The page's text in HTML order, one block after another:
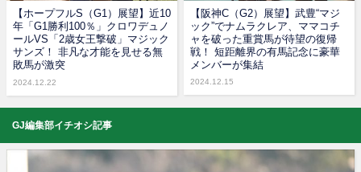
【ホープフルS（G1）展望】近10
年「G1勝利100％」クロワデュノ
ールVS「2歳女王撃破」マジック
サンズ！ 非凡な才能を見せる無
敗馬が激突
2024.12.22
【阪神C（G2）展望】武豊“マジ
ック”でナムラクレア、ママコチ
ャを破った重賞馬が待望の復帰
戦！ 短距離界の有馬記念に豪華
メンバーが集結
2024.12.15
GJ編集部イチオシ記事